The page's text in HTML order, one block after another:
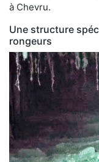
à Chevru.
Une structure
rongeurs